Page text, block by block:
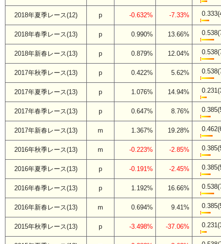
2018年夏季レース(12) p -0.632% -7.33%
2018年春季レース(13) p 0.990% 13.66%
2018年新春レース(13) p 0.879% 12.04%
2017年秋季レース(13) p 0.422% 5.62%
2017年夏季レース(13) p 1.076% 14.94%
2017年春季レース(13) p 0.647% 8.76%
2017年新春レース(13) m 1.367% 19.28%
2016年秋季レース(13) m -0.223% -2.85%
2016年夏季レース(13) p -0.191% -2.45%
2016年春季レース(13) p 1.192% 16.66%
2016年新春レース(13) m 0.694% 9.41%
2015年秋季レース(13) p -3.498% -37.06%